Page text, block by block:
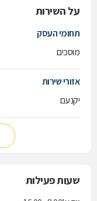
על השירות
תחומי העסק
מוסכים
אזורי שירות
יקנעם
שעות פעילות